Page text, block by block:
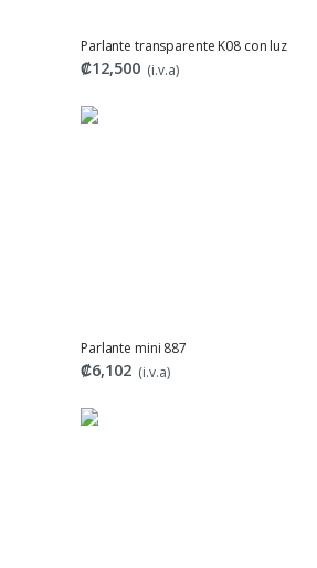
Parlante transparente K08 con luz
₡12,500 (i.v.a)
Parlante mini 887
₡6,102 (i.v.a)